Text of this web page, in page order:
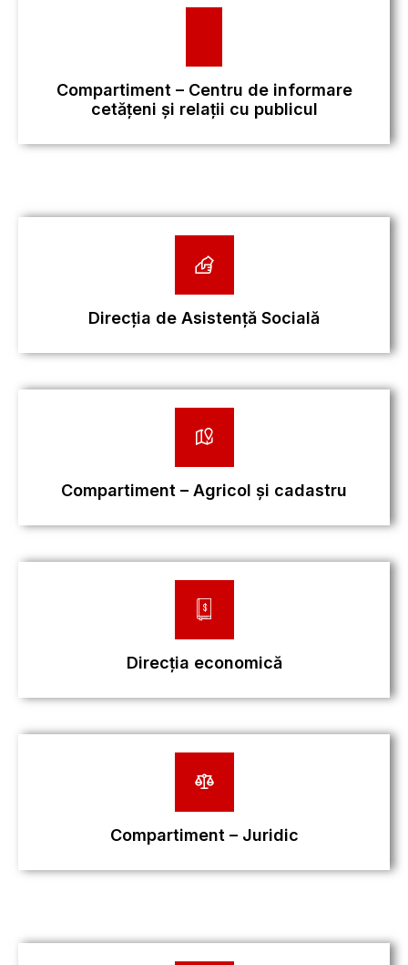
Compartiment – Centru de informare
cetățeni și relații cu publicul
Direcția de Asistență Socială
Compartiment – Agricol și cadastru
Direcția economică
Compartiment – Juridic